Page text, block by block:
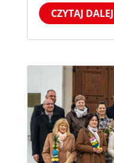
CZYTAJ DALEJ